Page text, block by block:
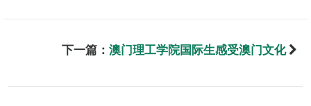
下一篇： 澳门理工学院国际生感受澳门文化